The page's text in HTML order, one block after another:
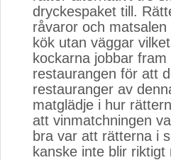
dryckespaket till.
råvaror och
kök utan väggar
kockarna jobbar
restaurangen för att
restauranger av
matglädje i hur
att vinmatchningen
bra var att rätterna i
kanske inte blir